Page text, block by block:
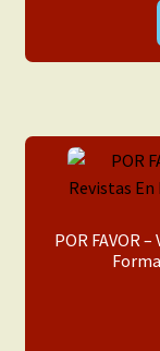
POR FAVOR